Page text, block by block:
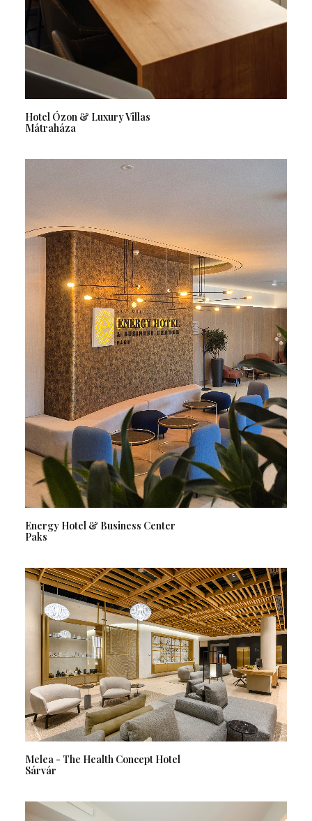
Hotel Ózon & Luxury Villas
Mátraháza
Energy Hotel & Business Center
Paks
Melea - The Health Concept Hotel
Sárvár